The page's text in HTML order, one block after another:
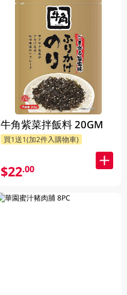
牛角紫菜拌飯料 20GM
買1送1(加2件入購物車)
$22.00